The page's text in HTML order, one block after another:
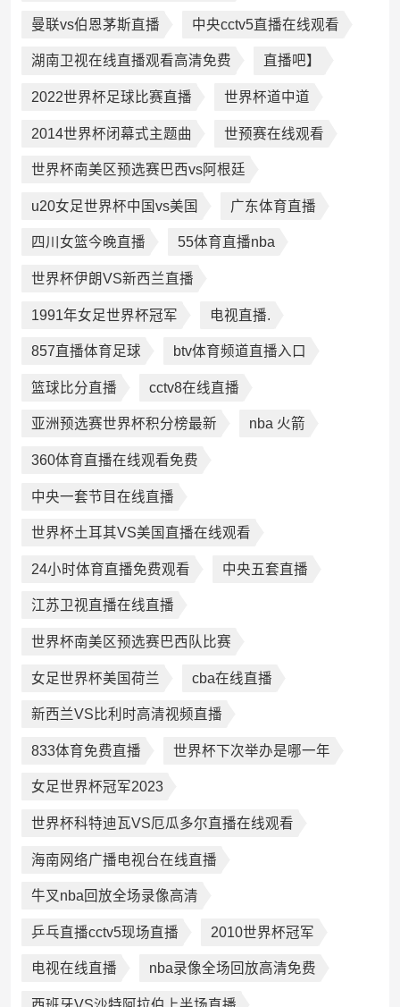
曼联vs伯恩茅斯直播 中央cctv5直播在线观看
湖南卫视在线直播观看高清免费 直播吧】
2022世界杯足球比赛直播 世界杯道中道
2014世界杯闭幕式主题曲 世预赛在线观看
世界杯南美区预选赛巴西vs阿根廷
u20女足世界杯中国vs美国 广东体育直播
四川女篮今晚直播 55体育直播nba
世界杯伊朗VS新西兰直播
1991年女足世界杯冠军 电视直播.
857直播体育足球 btv体育频道直播入口
篮球比分直播 cctv8在线直播
亚洲预选赛世界杯积分榜最新 nba 火箭
360体育直播在线观看免费
中央一套节目在线直播
世界杯土耳其VS美国直播在线观看
24小时体育直播免费观看 中央五套直播
江苏卫视直播在线直播
世界杯南美区预选赛巴西队比赛
女足世界杯美国荷兰 cba在线直播
新西兰VS比利时高清视频直播
833体育免费直播 世界杯下次举办是哪一年
女足世界杯冠军2023
世界杯科特迪瓦VS厄瓜多尔直播在线观看
海南网络广播电视台在线直播
牛叉nba回放全场录像高清
乒乓直播cctv5现场直播 2010世界杯冠军
电视在线直播 nba录像全场回放高清免费